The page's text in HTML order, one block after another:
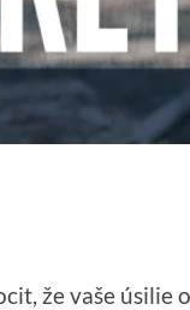
že vaše úsilie